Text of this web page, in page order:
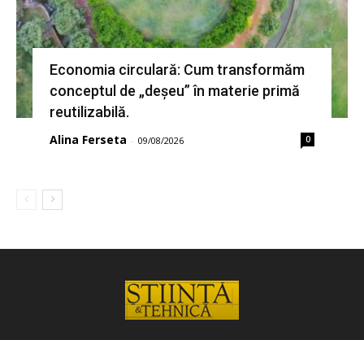
Economia circulară: Cum transformăm
conceptul de „deșeu” în materie primă
reutilizabilă.
Alina Ferseta - 09/08/2026 0